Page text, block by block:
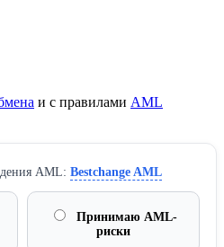
и с правилами AML
AML: Bestchange AML
Принимаю AML-
риски